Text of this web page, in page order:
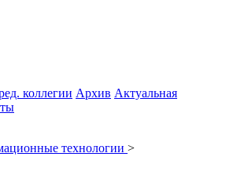
коллегии Архив Актуальная
технологии >